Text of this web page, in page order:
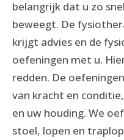
belangrijk dat u zo
beweegt. De
krijgt advies en de
oefeningen met u.
redden. De
van kracht en
en uw houding. We
stoel, lopen en